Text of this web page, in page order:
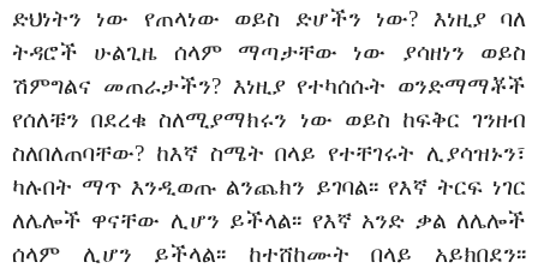
ድህነትን ነው የጠላነው ወይስ ድሆችን ነው? እነዚያ ባለ
ትዳሮች ሁልጊዜ ሰላም ማጣታቸው ነው ያሳዘነን ወይስ
ሽምግልና መጠራታችን? እነዚያ የተካሰሱት ወንድማማቾች
የሰለቹን በደረቁ ስለሚያማክሩን ነው ወይስ ከፍቅር ገንዘብ
ስለበለጠባቸው? ከእኛ ስሜት በላይ የተቸገሩት ሊያሳዝኑን፣
ካሉበት ማጥ እንዲወጡ ልንጨክን ይገባል፡፡ የእኛ ትርፍ ነገር
ለሌሎች ዋናቸው ሊሆን ይችላል፡፡ የእኛ አንድ ቃል ለሌሎች
ሰላም ሊሆን ይችላል፡፡ ከተሸከሙት በላይ አይክበደን፡፡